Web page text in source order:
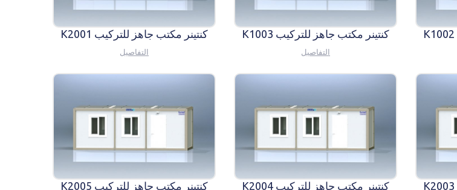
كنتينر مكتب جاهز للتركيب K1003
التفاصيل
كنتينر مكتب جاهز للتركيب K2001
التفاصيل
كنتينر مكتب جاهز للتركيب K2004 كنتينر مكتب جاهز للتركيب K2005